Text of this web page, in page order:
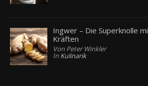
Ingwer – Die Superknolle
Kräften
Von Peter Winkler
In Kulinarik